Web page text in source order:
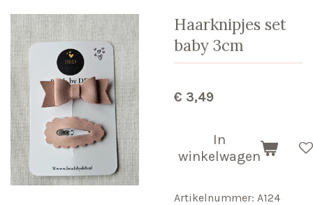
Haarknipjes set
baby 3cm
€ 3,49
In
winkelwagen
Artikelnummer: A124